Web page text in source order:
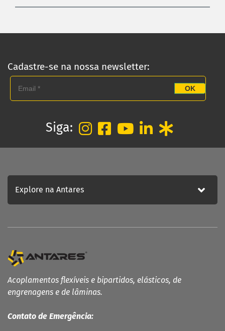
Cadastre-se na nossa newsletter:
OK
Siga:
Acoplamentos flexíveis e bipartidos, elásticos, de
engrenagens e de lâminas.
Contato de Emergência:
Explore na Antares
Catálogo
Distribuidores
Orçamento
Fale Conosco